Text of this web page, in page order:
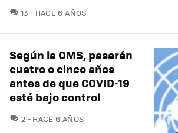
13 COMENTARIOS
HACE 6 AÑOS
Según la OMS, pasarán
cuatro o cinco años
antes de que COVID-19
esté bajo control
2 COMENTARIOS
HACE 6 AÑOS